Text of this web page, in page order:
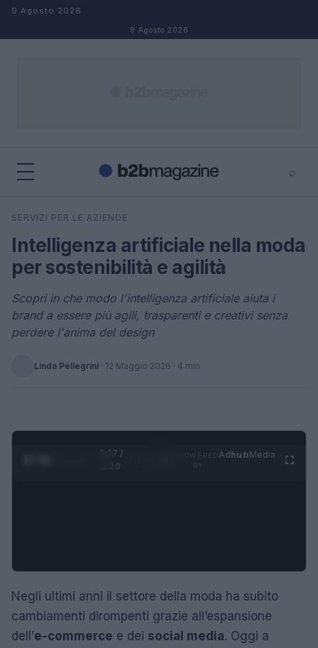
Salta al contenuto
9 Agosto 2026
9 Agosto 2026
⌕
Cerca
SERVIZI PER LE AZIENDE
Intelligenza artificiale nella moda
per sostenibilità e agilità
Scopri in che modo l'intelligenza artificiale aiuta i
brand a essere più agili, trasparenti e creativi senza
perdere l'anima del design
Linda Pellegrini · 12 Maggio 2026 · 4 min
0:28 /
1:20
AdhubMedia
Negli ultimi anni il settore della moda ha subito
cambiamenti dirompenti grazie all’espansione
dell’e-commerce e dei social media. Oggi a